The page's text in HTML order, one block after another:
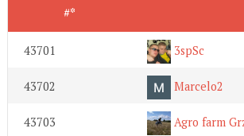
#*
43701 3spSc
43702 Marcelo2
43703 Agro farm